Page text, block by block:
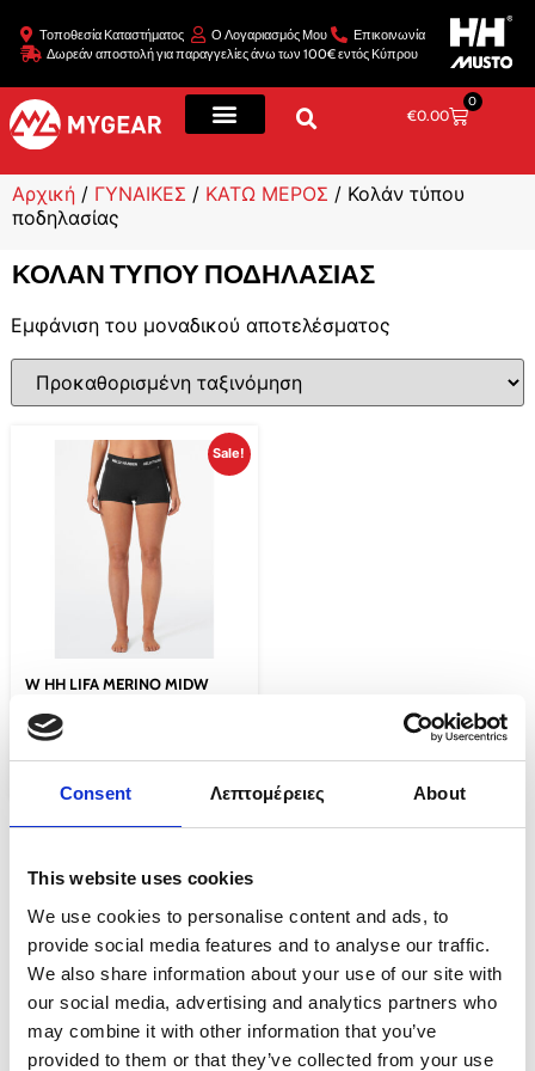
Consent Λεπτομέρειες About
This website uses cookies
We use cookies to personalise content and ads, to
provide social media features and to analyse our traffic.
We also share information about your use of our site with
our social media, advertising and analytics partners who
may combine it with other information that you’ve
provided to them or that they’ve collected from your use
Τοποθεσία Καταστήματος Ο Λογαριασμός Μου
Επικοινωνία
Δωρεάν αποστολή για παραγγελίες άνω των 100€ εντός Κύπρου
€0.00
0
Αρχική / ΓΥΝΑΙΚΕΣ / ΚΑΤΩ ΜΕΡΟΣ / Κολάν τύπου
ποδηλασίας
ΚΟΛΆΝ ΤΎΠΟΥ ΠΟΔΗΛΑΣΊΑΣ
Εμφάνιση του μοναδικού αποτελέσματος
Sale!
W HH LIFA MERINO MIDW
€42.00
ΑΠΟΣΤΟΛΗ
Δωρεάν απλή αποστολή για παραγγελίες άνω των €100
ΠΑΡΑΔΟΣΗ
Όλες οι παραγγελίες θα παραδίδονται εντός 2-3 εργάσιμων ημερών.